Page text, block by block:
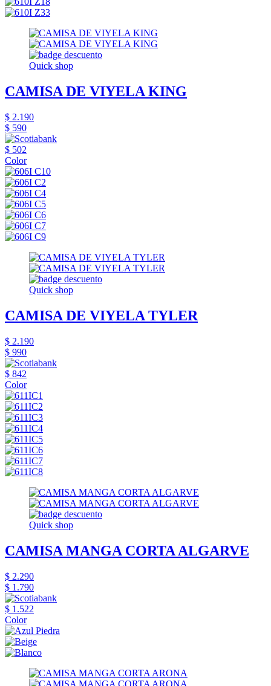
Quick shop
CAMISA DE VIYELA KING
$ 2.190
$ 590
$ 502
Color
Quick shop
CAMISA DE VIYELA TYLER
$ 2.190
$ 990
$ 842
Color
Quick shop
CAMISA MANGA CORTA ALGARVE
$ 2.290
$ 1.790
$ 1.522
Color